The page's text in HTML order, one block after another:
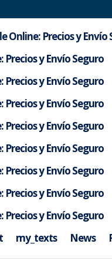
Online: Precios y Envío
y Envío Seguro
y Envío Seguro
y Envío Seguro
y Envío Seguro
y Envío Seguro
y Envío Seguro
y Envío Seguro
y Envío Seguro
my_texts News